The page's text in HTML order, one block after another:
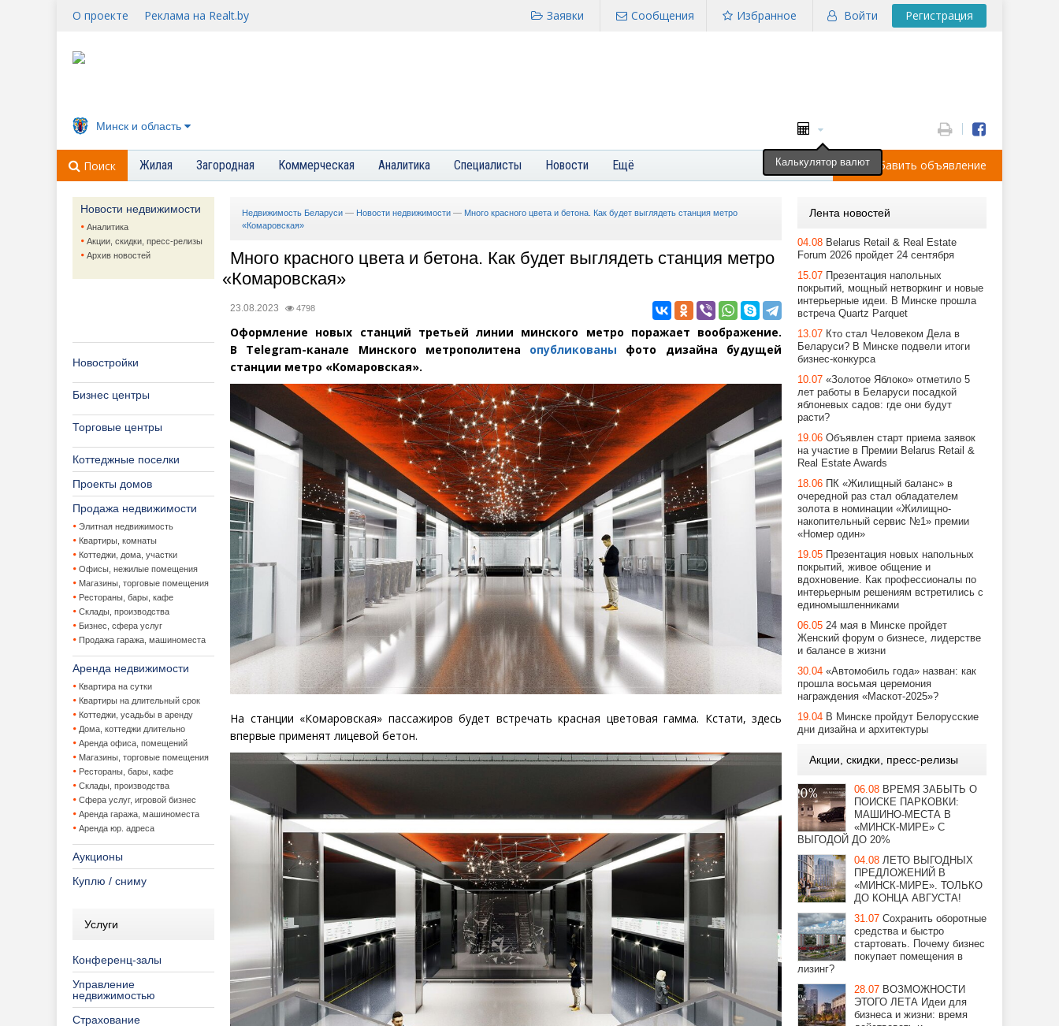
О проекте Реклама на Realt.by Войти Регистрация
Избранное
Сообщения
Заявки
Минск и область
Поиск Жилая Загородная Коммерческая Аналитика Специалисты Новости Ещё Добавить объявление
Новости недвижимости
Аналитика
Акции, скидки, пресс-релизы
Архив новостей
Новостройки
Бизнес центры
Торговые центры
Коттеджные поселки
Проекты домов
Продажа недвижимости
Элитная недвижимость
Квартиры, комнаты
Коттеджи, дома, участки
Офисы, нежилые помещения
Магазины, торговые помещения
Рестораны, бары, кафе
Склады, производства
Бизнес, сфера услуг
Продажа гаража, машиноместа
Аренда недвижимости
Квартира на сутки
Квартиры на длительный срок
Коттеджи, усадьбы в аренду
Дома, коттеджи длительно
Аренда офиса, помещений
Магазины, торговые помещения
Рестораны, бары, кафе
Склады, производства
Сфера услуг, игровой бизнес
Аренда гаража, машиноместа
Аренда юр. адреса
Аукционы
Куплю / сниму
Услуги
Конференц-залы
Управление
недвижимостью
Страхование
Недвижимость Беларуси — Новости недвижимости — Много красного цвета и бетона. Как будет выглядеть станция метро
«Комаровская»
Много красного цвета и бетона. Как будет выглядеть станция метро
«Комаровская»
23.08.2023 4798
Оформление новых станций третьей линии минского метро поражает воображение.
В Telegram-канале Минского метрополитена опубликованы фото дизайна будущей
станции метро «Комаровская».
На станции «Комаровская» пассажиров будет встречать красная цветовая гамма. Кстати, здесь
впервые применят лицевой бетон.
Лента новостей
04.08 Belarus Retail & Real Estate
Forum 2026 пройдет 24 сентября
15.07 Презентация напольных
покрытий, мощный нетворкинг и новые
интерьерные идеи. В Минске прошла
встреча Quartz Parquet
13.07 Кто стал Человеком Дела в
Беларуси? В Минске подвели итоги
бизнес-конкурса
10.07 «Золотое Яблоко» отметило 5
лет работы в Беларуси посадкой
яблоневых садов: где они будут
расти?
19.06 Объявлен старт приема заявок
на участие в Премии Belarus Retail &
Real Estate Awards
18.06 ПК «Жилищный баланс» в
очередной раз стал обладателем
золота в номинации «Жилищно-
накопительный сервис №1» премии
«Номер один»
19.05 Презентация новых напольных
покрытий, живое общение и
вдохновение. Как профессионалы по
интерьерным решениям встретились с
единомышленниками
06.05 24 мая в Минске пройдет
Женский форум о бизнесе, лидерстве
и балансе в жизни
30.04 «Автомобиль года» назван: как
прошла восьмая церемония
награждения «Маскот-2025»?
19.04 В Минске пройдут Белорусские
дни дизайна и архитектуры
Акции, скидки, пресс-релизы
06.08 ВРЕМЯ ЗАБЫТЬ О
ПОИСКЕ ПАРКОВКИ:
МАШИНО-МЕСТА В
«МИНСК-МИРЕ» С
ВЫГОДОЙ ДО 20%
04.08 ЛЕТО ВЫГОДНЫХ
ПРЕДЛОЖЕНИЙ В
«МИНСК-МИРЕ». ТОЛЬКО
ДО КОНЦА АВГУСТА!
31.07 Сохранить оборотные
средства и быстро
стартовать. Почему бизнес
покупает помещения в
лизинг?
28.07 ВОЗМОЖНОСТИ
ЭТОГО ЛЕТА Идеи для
бизнеса и жизни: время
Калькулятор валют